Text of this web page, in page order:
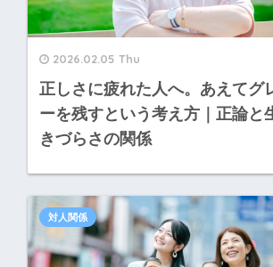
2026.02.05 Thu
正しさに疲れた人へ。あえてグ
ーを残すという考え方｜正論と
きづらさの関係
対人関係